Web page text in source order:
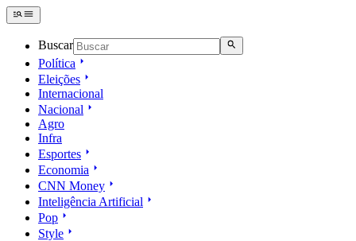
Buscar
Política
Eleições
Internacional
Nacional
Agro
Infra
Esportes
Economia
CNN Money
Inteligência Artificial
Pop
Style